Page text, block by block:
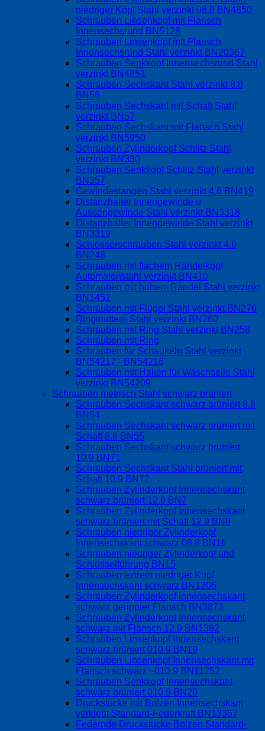
niedriger Kopf Stahl verzinkt 08.8 BN4850
Schrauben Linsenkopf mit Flansch
Innensechsrund BN5128
Schrauben Linsenkopf mit Flansch
Innensechsrund Stahl verzinkt BN20367
Schrauben Senkkopf Innensechsrund Stahl
verzinkt BN4851
Schrauben Sechskant Stahl verzinkt 8.8
BN56
Schrauben Sechskant mit Schaft Stahl
verzinkt BN57
Schrauben Sechskant mit Flansch Stahl
verzinkt BN5950
Schrauben Zylinderkopf Schlitz Stahl
verzinkt BN330
Schrauben Senkkopf Schlitz Stahl verzinkt
BN357
Gewindestangen Stahl verzinkt 4.6 BN419
Distanzhalter Innengewinde u
Aussengewinde Stahl verzinkt BN3318
Distanzhalter Innengewinde Stahl verzinkt
BN3319
Schlosserschrauben Stahl verzinkt 4.6
BN248
Schrauben mit flachem Rändelkopf
Automatenstahl verzinkt BN410
Schrauben mit hohem Rändel Stahl verzinkt
BN1452
Schrauben mit Flügel Stahl verzinkt BN276
Ringmuttern Stahl verzinkt BN260
Schrauben mit Ring Stahl verzinkt BN258
Schrauben mit Ring
Schrauben für Schaukeln Stahl verzinkt
BN54217 - BN54216
Schrauben mit Haken für Waschseile Stahl
verzinkt BN54209
Schrauben metrisch Stahl schwarz brüniert
Schrauben Sechskant schwarz brüniert 8.8
BN54
Schrauben Sechskant schwarz brüniert mit
Schaft 8.8 BN55
Schrauben Sechskant schwarz brüniert
10.9 BN71
Schrauben Sechskant Stahl brüniert mit
Schaft 10.9 BN72
Schrauben Zylinderkopf Innensechskant
schwarz brüniert 12.9 BN7
Schrauben Zylinderkopf Innensechskant
schwarz brüniert mit Schaft 12.9 BN8
Schrauben niedriger Zylinderkopf
Innensechskant schwarz 08.8 BN16
Schrauben niedriger Zylinderkopf und
Schlüsselführung BN15
Schrauben extrem niedriger Kopf
Innensechskant schwarz BN1206
Schrauben Zylinderkopf innensechskant
schwarz gerippter Flansch BN3873
Schrauben Zylinderkopf Innensechskant
schwarz mit Flansch 12.9 BN1392
Schrauben Linsenkopf Innensechskant
schwarz brüniert 010.9 BN19
Schrauben Linsenkopf Innensechskant mit
Flansch schwarz ~010.9 BN11252
Schrauben Senkkopf Innensechskant
schwarz brüniert 010.9 BN20
Druckstücke mit Bolzen Innensechskant
verklebt Standard-Federkraft BN13367
Federnde Druckstücke Bolzen Standard-